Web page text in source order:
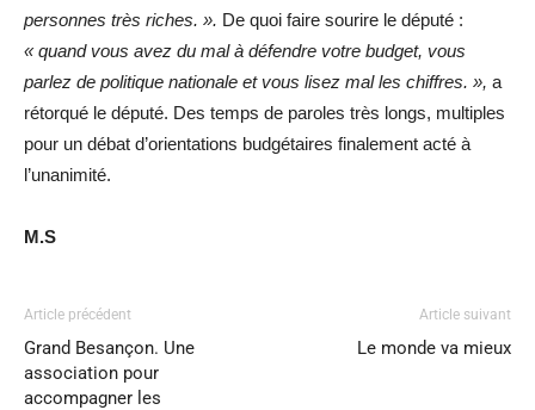
personnes très riches. ». De quoi faire sourire le député :
« quand vous avez du mal à défendre votre budget, vous
parlez de politique nationale et vous lisez mal les chiffres. », a
rétorqué le député. Des temps de paroles très longs, multiples
pour un débat d’orientations budgétaires finalement acté à
l’unanimité.
M.S
Article précédent
Grand Besançon. Une
association pour
accompagner les
Article suivant
Le monde va mieux